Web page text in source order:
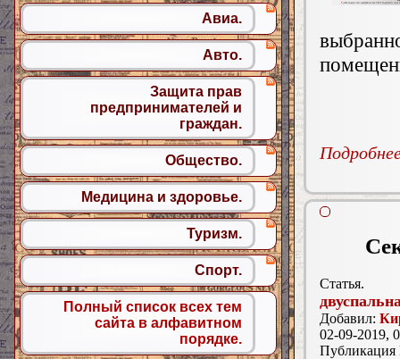
Статья.
Добавил:
02-09-2019,
Авиа.
Авто.
Защита прав
предпринимателей и
граждан.
Общество.
Медицина и здоровье.
Туризм.
Спорт.
Полный список всех тем
сайта в алфавитном
порядке.